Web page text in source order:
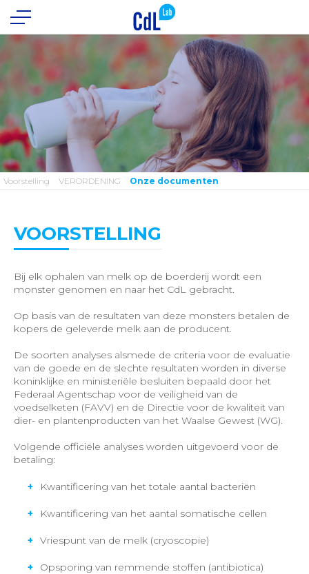
Voorstelling VERORDENING Onze documenten
VOORSTELLING
Bij elk ophalen van melk op de boerderij wordt een
monster genomen en naar het CdL gebracht.
Op basis van de resultaten van deze monsters betalen de
kopers de geleverde melk aan de producent.
De soorten analyses alsmede de criteria voor de evaluatie
van de goede en de slechte resultaten worden in diverse
koninklijke en ministeriële besluiten bepaald door het
Federaal Agentschap voor de veiligheid van de
voedselketen (FAVV) en de Directie voor de kwaliteit van
dier- en plantenproducten van het Waalse Gewest (WG).
Volgende officiële analyses worden uitgevoerd voor de
betaling:
Kwantificering van het totale aantal bacteriën
Kwantificering van het aantal somatische cellen
Vriespunt van de melk (cryoscopie)
Opsporing van remmende stoffen (antibiotica)